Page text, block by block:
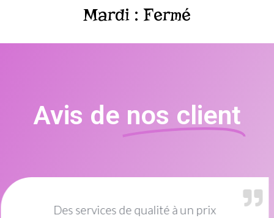
Mardi : Fermé
Avis de nos client
Excellent institut de beauté !Le cadre est